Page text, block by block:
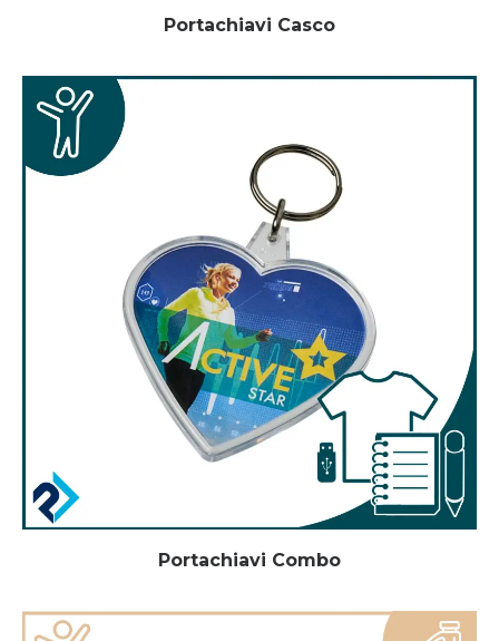
Portachiavi Casco
Portachiavi Combo